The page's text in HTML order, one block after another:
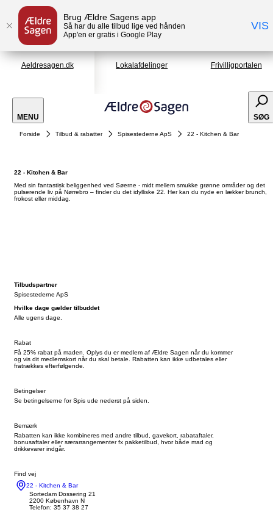
Brug Ældre Sagens app
Så har du alle tilbud lige ved hånden
App'en er gratis i Google Play
VIS
Aeldresagen.dk Lokalafdelinger Frivilligportalen
MENU SØG
Forside Tilbud & rabatter Spisestederne ApS 22 - Kitchen & Bar
22 - Kitchen & Bar
Med sin fantastisk beliggenhed ved Søerne - midt mellem smukke grønne områder og det
pulserende liv på Nørrebro – finder du det idylliske 22. Her kan du nyde en lækker brunch,
frokost eller middag.
Tilbudspartner
Spisestederne ApS
Hvilke dage gælder tilbuddet
Alle ugens dage.
Rabat
Få 25% rabat på maden. Oplys du er medlem af Ældre Sagen når du kommer
og vis dit medlemskort når du skal betale. Rabatten kan ikke udbetales eller
fratrækkes efterfølgende.
Betingelser
Se betingelserne for Spis ude nederst på siden.
Bemærk
Rabatten kan ikke kombineres med andre tilbud, gavekort, rabataftaler,
bonusaftaler eller særarrangementer fx pakketilbud, hvor både mad og
drikkevarer indgår.
Find vej
22 - Kitchen & Bar
​Sortedam Dossering 21
2200 København N
Telefon: ​35 37 38 27